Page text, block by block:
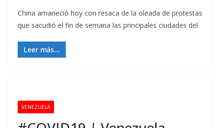
China amaneció hoy con resaca de la oleada de protestas
que sacudió el fin de semana las principales ciudades del
Leer más...
VENEZUELA